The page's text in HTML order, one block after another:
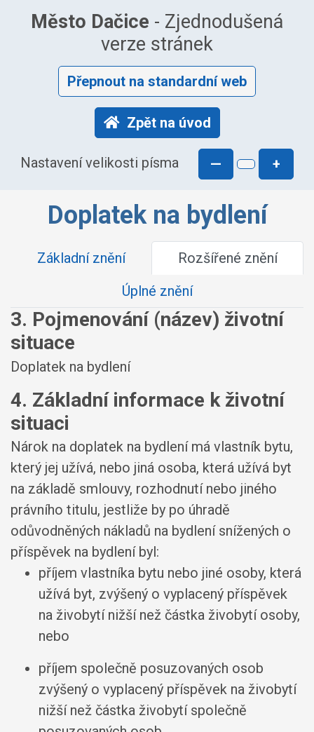
Město Dačice - Zjednodušená
verze stránek
Přepnout na standardní web
Zpět na úvod
Nastavení velikosti písma — +
Doplatek na bydlení
Základní znění
Rozšířené znění
Úplné znění
3. Pojmenování (název) životní
situace
Doplatek na bydlení
4. Základní informace k životní
situaci
Nárok na doplatek na bydlení má vlastník bytu,
který jej užívá, nebo jiná osoba, která užívá byt
na základě smlouvy, rozhodnutí nebo jiného
právního titulu, jestliže by po úhradě
odůvodněných nákladů na bydlení snížených o
příspěvek na bydlení byl:
příjem vlastníka bytu nebo jiné osoby, která
užívá byt, zvýšený o vyplacený příspěvek
na živobytí nižší než částka živobytí osoby,
nebo
příjem společně posuzovaných osob
zvýšený o vyplacený příspěvek na živobytí
nižší než částka živobytí společně